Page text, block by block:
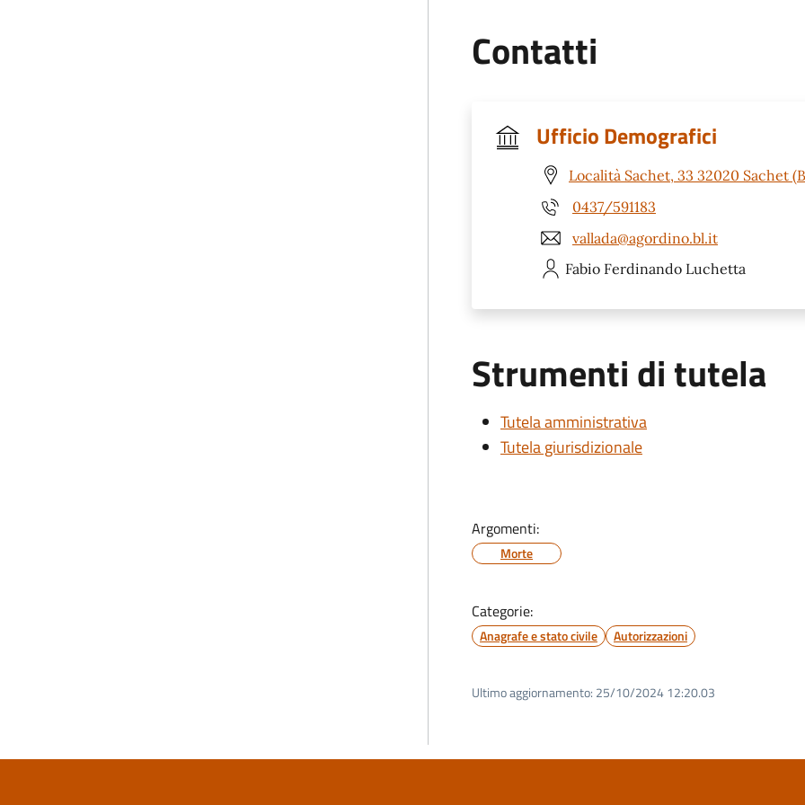
Contatti
Ufficio Demografici
Località Sachet, 33 32020 Sachet
0437/591183
vallada@agordino.bl.it
Fabio Ferdinando Luchetta
Strumenti di tutela
Tutela amministrativa
Tutela giurisdizionale
Argomenti:
Morte
Categorie:
Anagrafe e stato civile Autorizzazioni
Ultimo aggiornamento: 25/10/2024 12:20.03